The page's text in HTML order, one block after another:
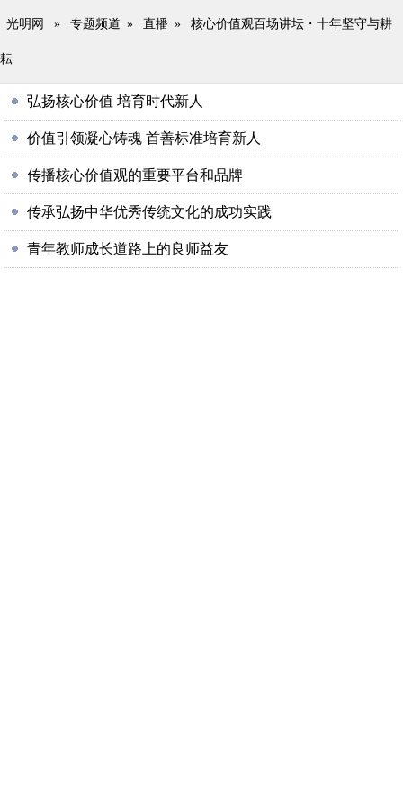
光明网 » 专题频道 » 直播 » 核心价值观百场讲坛・十年坚守与耕
耘
弘扬核心价值 培育时代新人
价值引领凝心铸魂 首善标准培育新人
传播核心价值观的重要平台和品牌
传承弘扬中华优秀传统文化的成功实践
青年教师成长道路上的良师益友